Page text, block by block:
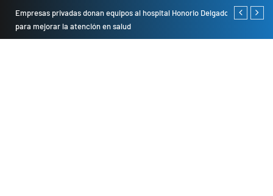
Empresas privadas donan equipos al hospital Honorio Delgado
para mejorar la atención en salud
Cambio de